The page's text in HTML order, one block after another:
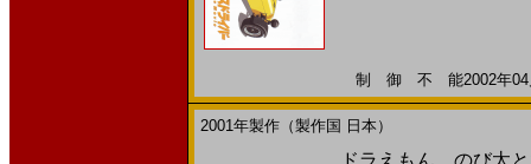
制 御 不 能2002年04
2001年製作（製作国 日本）
ドラえもん のび太